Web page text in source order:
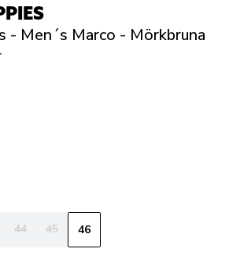
- Men´s Marco - Mörkbruna
44 45 46